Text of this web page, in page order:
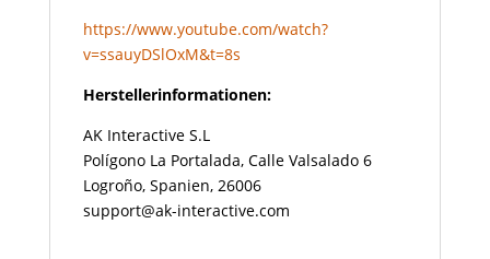
https://www.youtube.com/watch?
v=ssauyDSlOxM&t=8s
Herstellerinformationen:
AK Interactive S.L
Polígono La Portalada, Calle Valsalado 6
Logroño, Spanien, 26006
support@ak-interactive.com